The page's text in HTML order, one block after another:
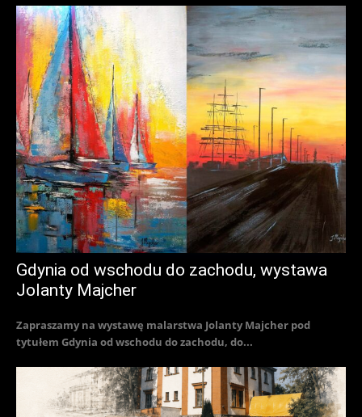
Gdynia od wschodu do zachodu, wystawa
Jolanty Majcher
Zapraszamy na wystawę malarstwa Jolanty Majcher pod
tytułem Gdynia od wschodu do zachodu, do...